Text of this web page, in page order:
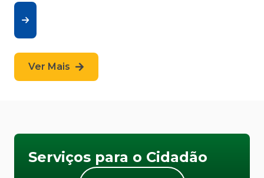
Ver Mais
Serviços para o Cidadão